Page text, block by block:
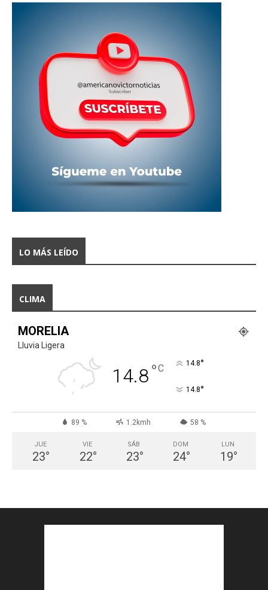
LO MÁS LEÍDO
CLIMA
MORELIA
Lluvia Ligera
14.8°C 14.8°
14.8°
89 % 1.2kmh 58 %
JUE
23°
VIE
22°
SÁB
23°
DOM
24°
LUN
19°